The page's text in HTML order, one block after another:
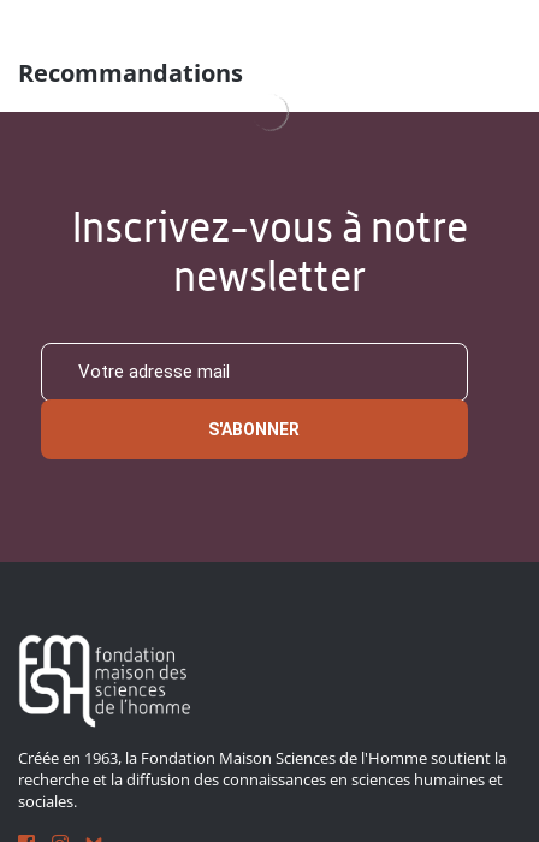
Recommandations
Inscrivez-vous à notre
newsletter
S'ABONNER
Créée en 1963, la Fondation Maison Sciences de l'Homme soutient la
recherche et la diffusion des connaissances en sciences humaines et
sociales.